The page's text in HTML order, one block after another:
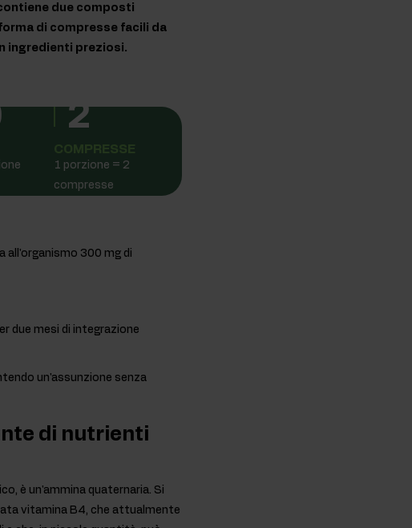
due composti
di compresse facili da
ingredienti preziosi.
2
COMPRESSE
1 porzione = 2
compresse
all'organismo 300 mg di
due mesi di integrazione
un'assunzione senza
di nutrienti
è un'ammina quaternaria. Si
vitamina B4, che attualmente